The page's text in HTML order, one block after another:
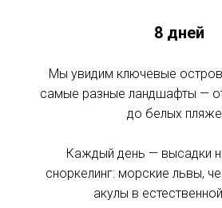
8 дней
Мы увидим ключевые
самые разные ландшафты —
до белых
Каждый день — высадки
сноркелинг: морские львы,
акулы в